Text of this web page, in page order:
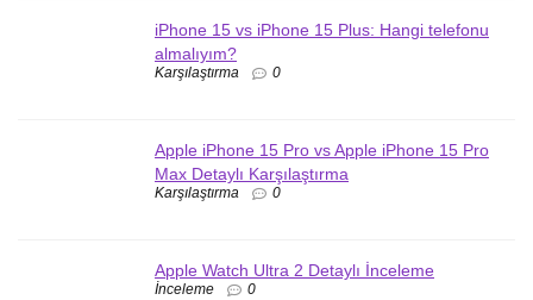
iPhone 15 vs iPhone 15 Plus: Hangi telefonu
almalıyım?
Karşılaştırma 0
Apple iPhone 15 Pro vs Apple iPhone 15 Pro
Max Detaylı Karşılaştırma
Karşılaştırma 0
Apple Watch Ultra 2 Detaylı İnceleme
İnceleme 0